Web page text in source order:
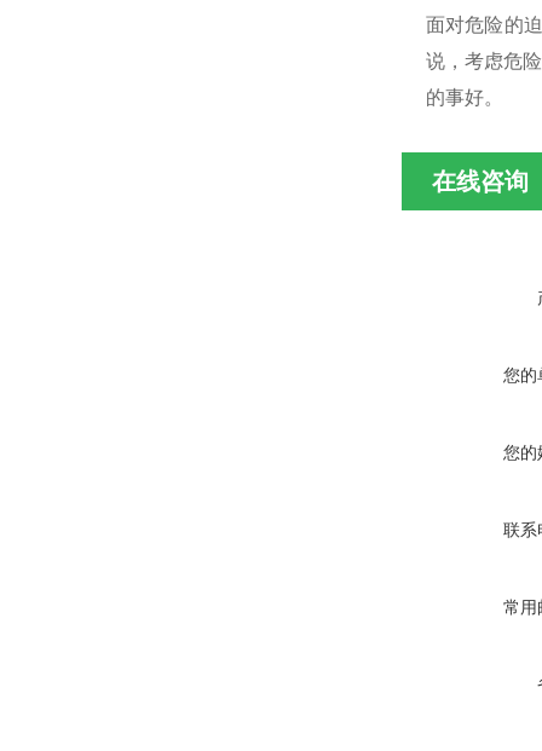
面对危险的
说，考虑危
的事好。
在线咨询
您的
您的
联系
常用